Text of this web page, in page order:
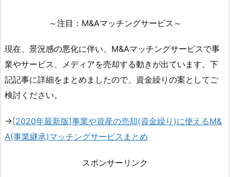
～注目：M&Aマッチングサービス～
現在、景況感の悪化に伴い、M&Aマッチングサービスで事
業やサービス、メディアを売却する動きが出ています。下
記記事に詳細をまとめましたので、資金繰りの案としてご
検討ください。
→ [2020年最新版]事業や資産の売却(資金繰り)に使えるM&
A(事業継承)マッチングサービスまとめ
スポンサーリンク